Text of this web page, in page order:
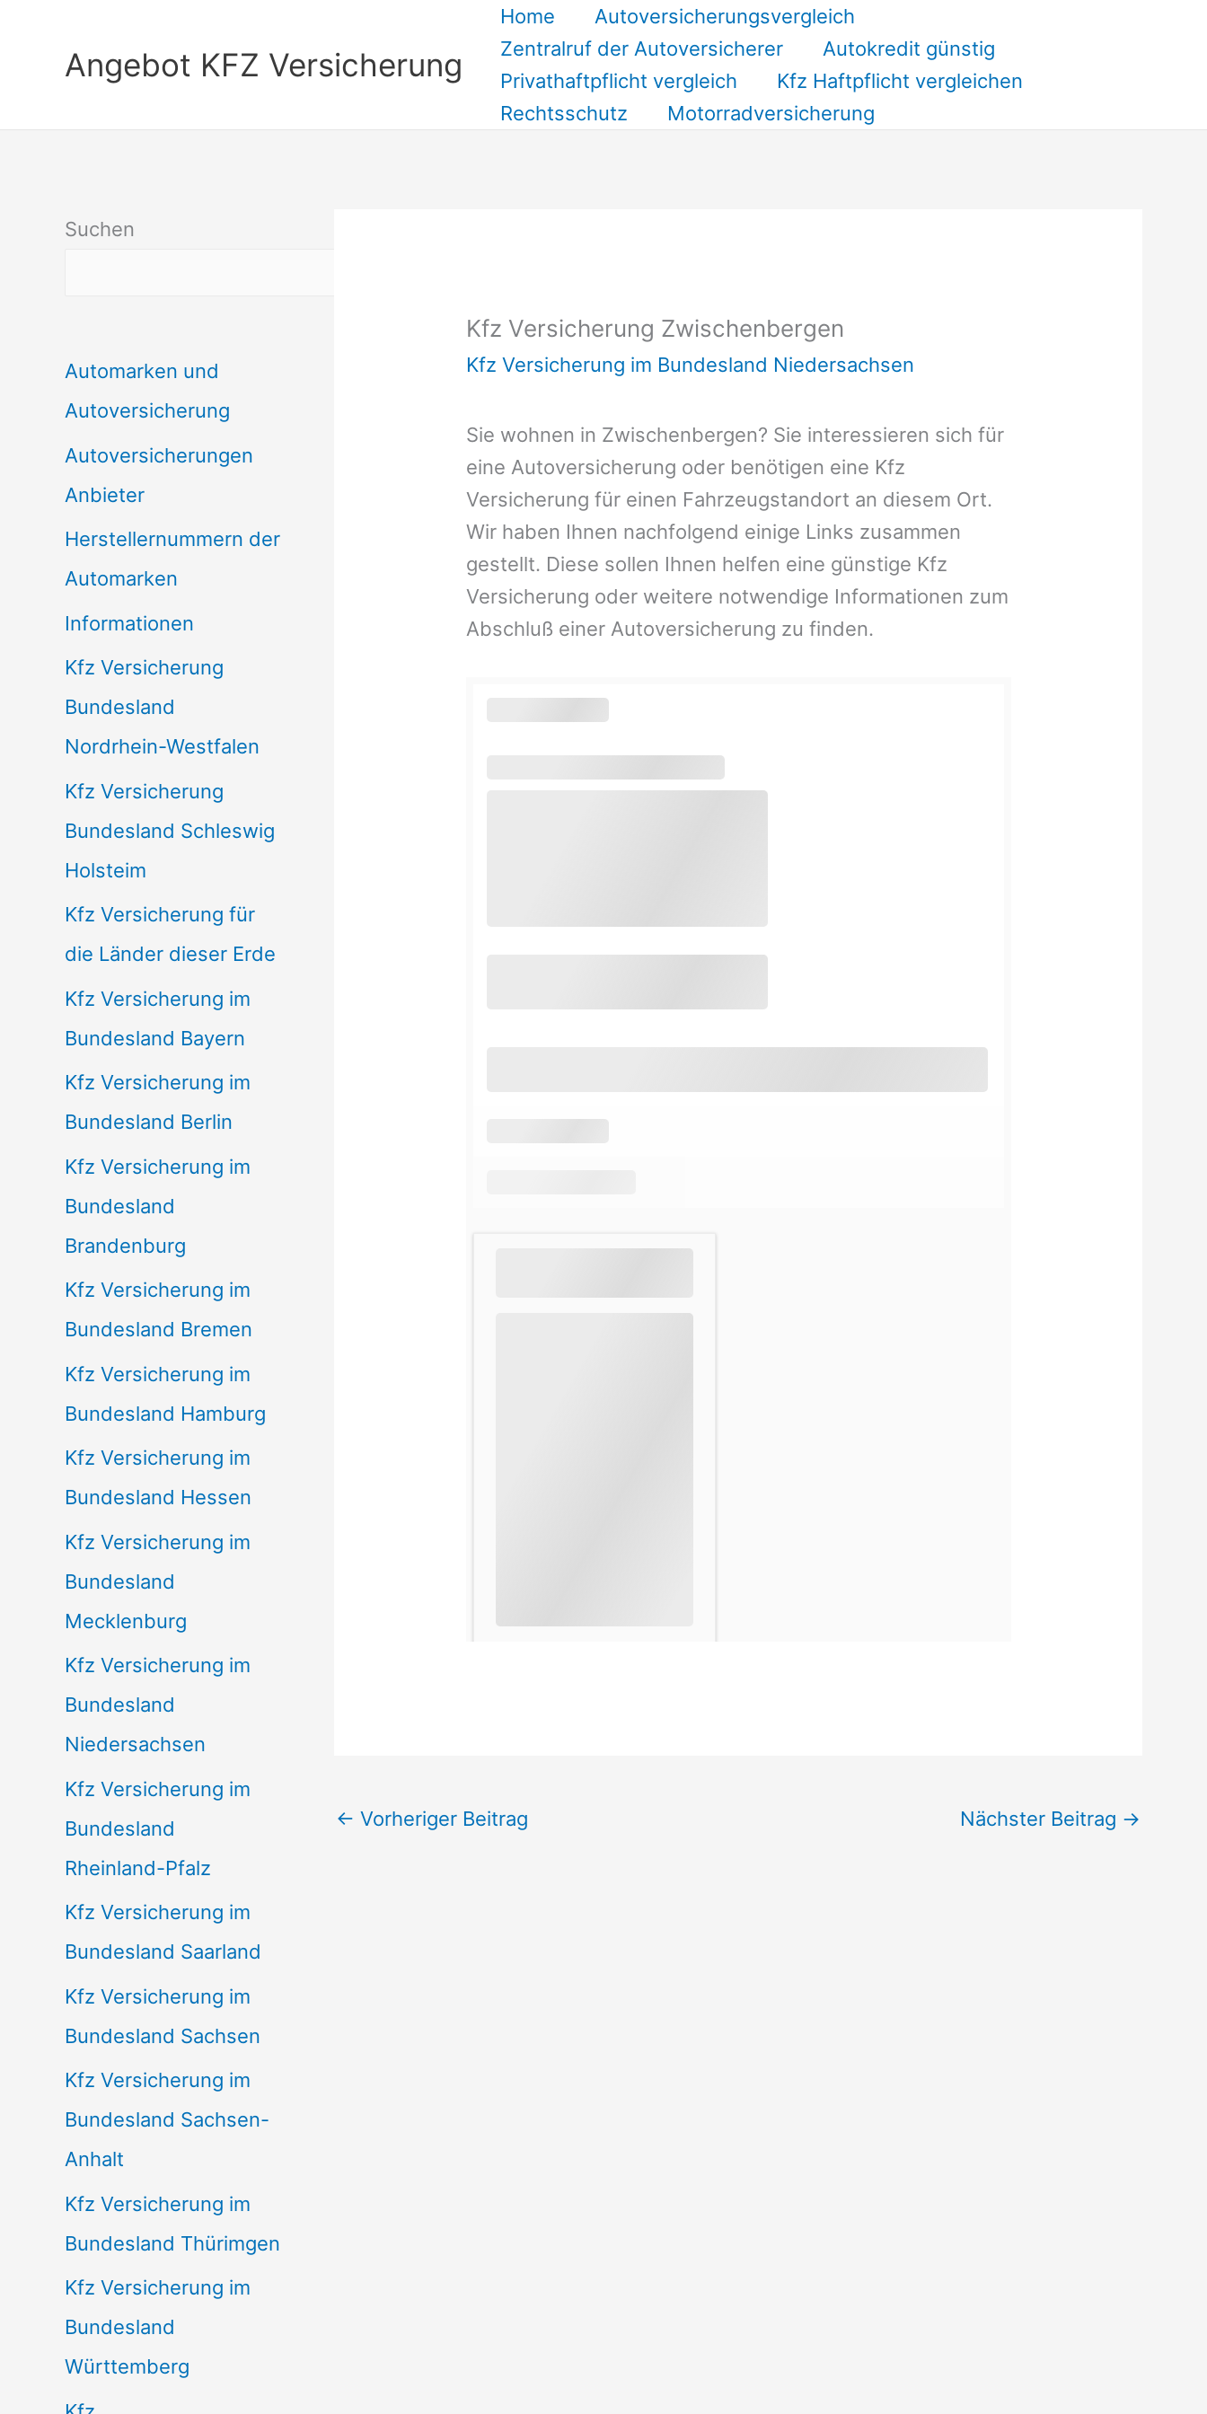
springenAngebot KFZ Versicherung
Home
Autoversicherungsvergleich
Zentralruf der Autoversicherer
Autokredit günstig
Privathaftpflicht vergleich
Kfz Haftpflicht vergleichen
Rechtsschutz
Motorradversicherung
Suchen
Automarken und
Autoversicherung
Autoversicherungen
Anbieter
Herstellernummern der
Automarken
Informationen
Kfz Versicherung
Bundesland
Nordrhein-Westfalen
Kfz Versicherung
Bundesland Schleswig
Holsteim
Kfz Versicherung für
die Länder dieser Erde
Kfz Versicherung im
Bundesland Bayern
Kfz Versicherung im
Bundesland Berlin
Kfz Versicherung im
Bundesland
Brandenburg
Kfz Versicherung im
Bundesland Bremen
Kfz Versicherung im
Bundesland Hamburg
Kfz Versicherung im
Bundesland Hessen
Kfz Versicherung im
Bundesland
Mecklenburg
Kfz Versicherung im
Bundesland
Niedersachsen
Kfz Versicherung im
Bundesland
Rheinland-Pfalz
Kfz Versicherung im
Bundesland Saarland
Kfz Versicherung im
Bundesland Sachsen
Kfz Versicherung im
Bundesland Sachsen-
Anhalt
Kfz Versicherung im
Bundesland Thürimgen
Kfz Versicherung im
Bundesland
Württemberg
Kfz Versicherung Zwischenbergen
Kfz Versicherung im Bundesland Niedersachsen
Sie wohnen in Zwischenbergen? Sie interessieren sich für
eine Autoversicherung oder benötigen eine Kfz
Versicherung für einen Fahrzeugstandort an diesem Ort.
Wir haben Ihnen nachfolgend einige Links zusammen
gestellt. Diese sollen Ihnen helfen eine günstige Kfz
Versicherung oder weitere notwendige Informationen zum
Abschluß einer Autoversicherung zu finden.
← Vorheriger Beitrag Nächster Beitrag →